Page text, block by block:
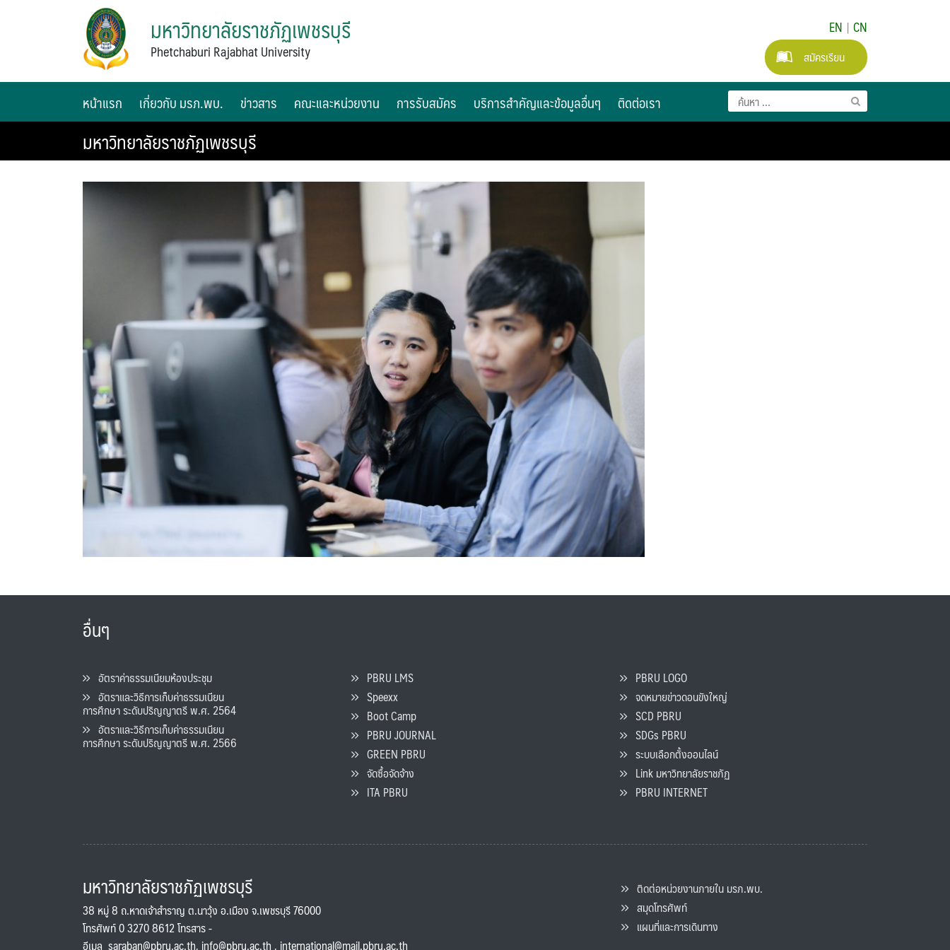
มหาวิทยาลัยราชภัฏเพชรบุรี
Phetchaburi Rajabhat University
EN | CN
สมัครเรียน
หน้าแรก เกี่ยวกับ มรภ.พบ. ข่าวสาร คณะและหน่วยงาน การรับสมัคร บริการสำคัญและข้อมูลอื่นๆ ติดต่อเรา
มหาวิทยาลัยราชภัฏเพชรบุรี
อื่นๆ
อัตราค่าธรรมเนียมห้องประชุม
อัตราและวิธีการเก็บค่าธรรมเนียน
การศึกษา ระดับปริญญาตรี พ.ศ. 2564
อัตราและวิธีการเก็บค่าธรรมเนียน
การศึกษา ระดับปริญญาตรี พ.ศ. 2566
PBRU LMS
Speexx
Boot Camp
PBRU JOURNAL
GREEN PBRU
จัดซื้อจัดจ้าง
ITA PBRU
PBRU LOGO
จดหมายข่าวดอนขังใหญ่
SCD PBRU
SDGs PBRU
ระบบเลือกตั้งออนไลน์
Link มหาวิทยาลัยราชภัฏ
PBRU INTERNET
มหาวิทยาลัยราชภัฏเพชรบุรี
38 หมู่ 8 ถ.หาดเจ้าสำราญ ต.นาวุ้ง อ.เมือง จ.เพชรบุรี 76000
โทรศัพท์ 0 3270 8612 โทรสาร -
อีเมล saraban@pbru.ac.th, info@pbru.ac.th , international@mail.pbru.ac.th
ติดต่อหน่วยงานภายใน มรภ.พบ.
สมุดโทรศัพท์
แผนที่และการเดินทาง